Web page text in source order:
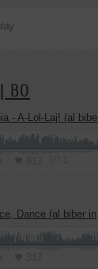
BO
Lol-Laj! (al biber remix)
(al biber instrumental mix)